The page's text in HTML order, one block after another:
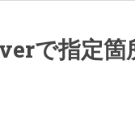
で指定箇